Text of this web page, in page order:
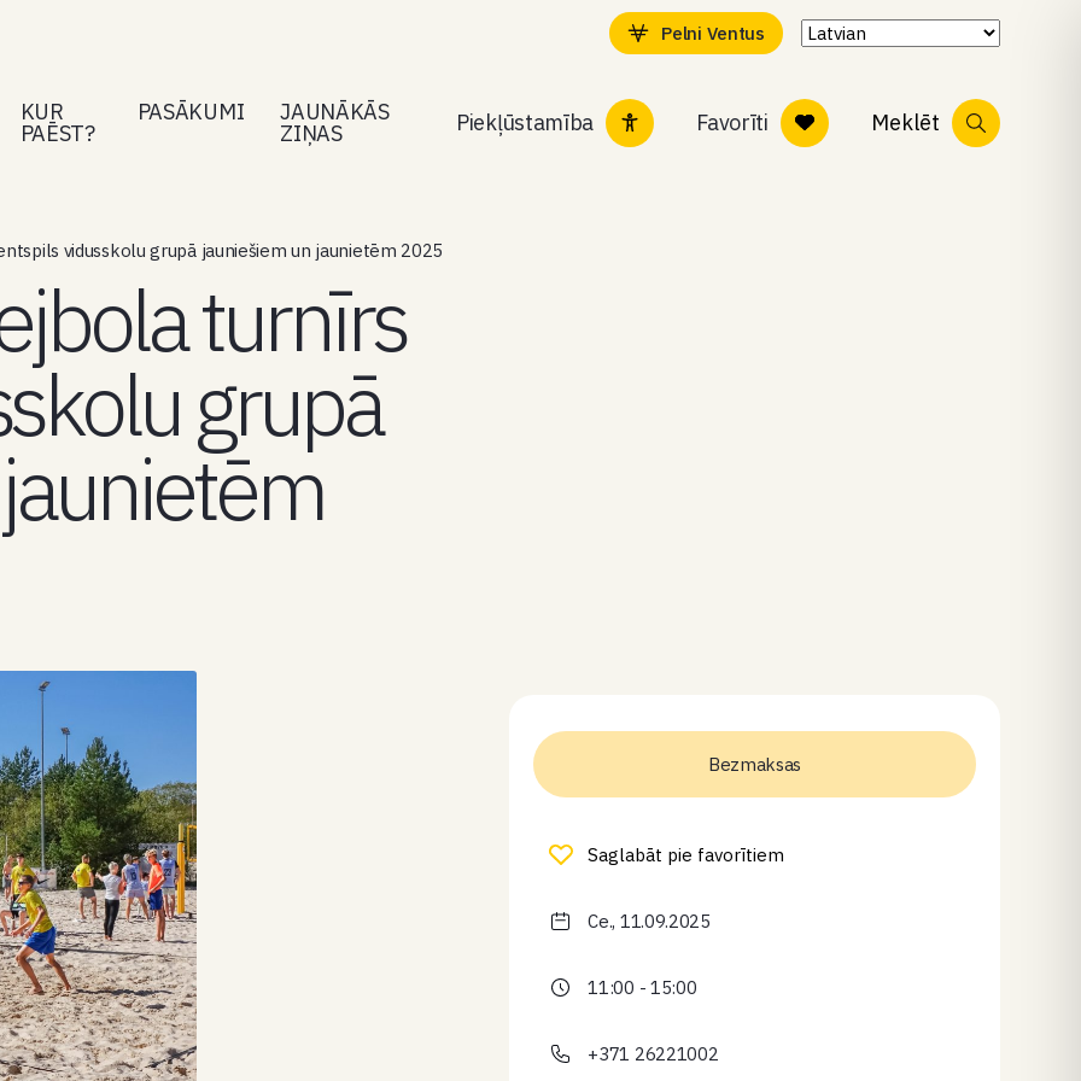
Pelni Ventus
KUR
PAĒST?
PASĀKUMI JAUNĀKĀS
ZIŅAS Piekļūstamība Favorīti Meklēt
vidusskolu grupā jauniešiem un jaunietēm 2025
turnīrs
grupā
Bezmaksas
Saglabāt pie favorītiem
Ce., 11.09.2025
11:00 - 15:00
+371 26221002